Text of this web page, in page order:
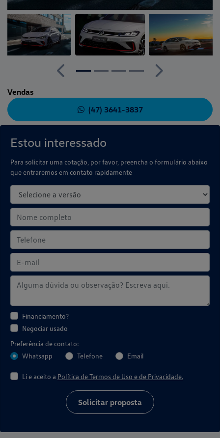
Estou interessado
Para solicitar uma cotação, por favor, preencha o formulário abaixo
que entraremos em contato rapidamente
Financiamento?
Negociar usado
Preferência de contato:
Whatsapp
Telefone Email
Li e aceito a Política de Termos de Uso e de Privacidade.
Solicitar proposta
Anterior
Próximo
Vendas
(47) 3641-3837